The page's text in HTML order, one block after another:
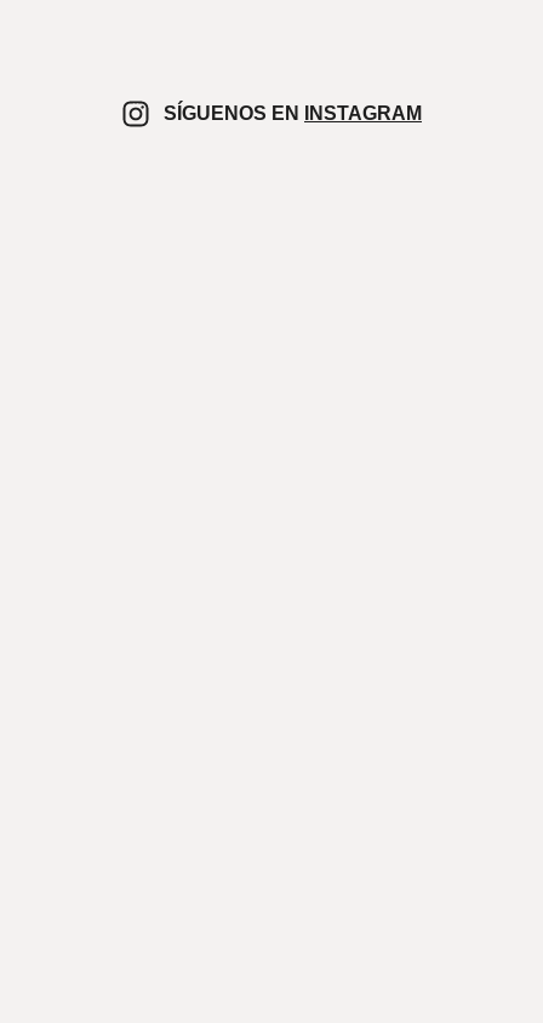
SÍGUENOS EN INSTAGRAM